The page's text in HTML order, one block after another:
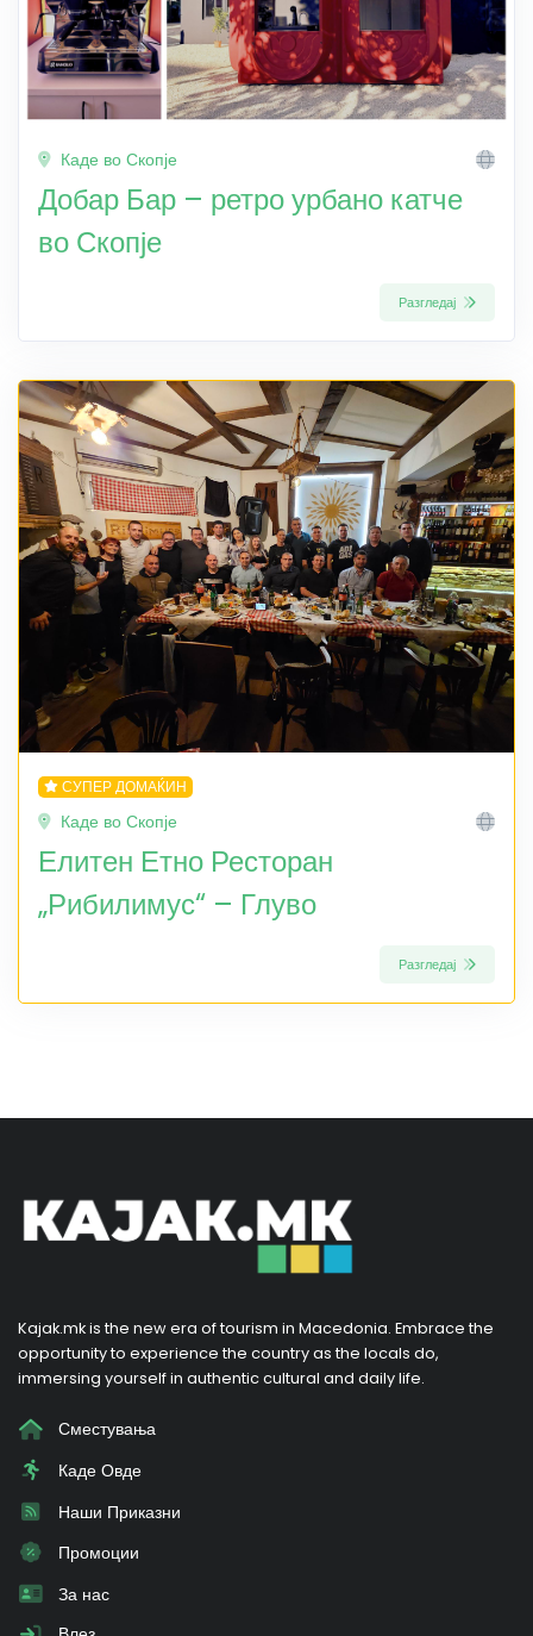
Каде во Скопје
Добар Бар – ретро урбано катче
во Скопје
Разгледај
СУПЕР ДОМАЌИН
Каде во Скопје
Елитен Етно Ресторан
„Рибилимус“ – Глуво
Разгледај
Kajak.mk is the new era of tourism in Macedonia. Embrace the
opportunity to experience the country as the locals do,
immersing yourself in authentic cultural and daily life.
Сместувања
Каде Овде
Наши Приказни
Промоции
За нас